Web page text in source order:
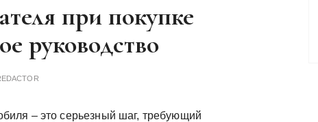
при покупке
руководство
– это серьезный шаг, требующий